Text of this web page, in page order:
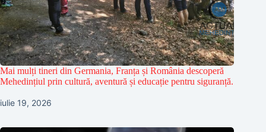
Mai mulți tineri din Germania, Franța și România descoperă
Mehedințiul prin cultură, aventură și educație pentru siguranță.
iulie 19, 2026